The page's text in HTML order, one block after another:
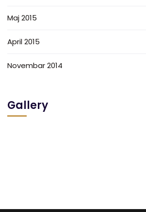
Maj 2015
April 2015
Novembar 2014
Gallery